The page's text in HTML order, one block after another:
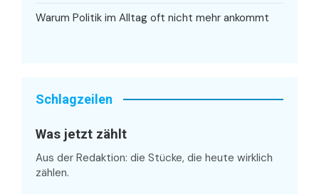
Warum Politik im Alltag oft nicht mehr ankommt
Schlagzeilen
Was jetzt zählt
Aus der Redaktion: die Stücke, die heute wirklich
zählen.